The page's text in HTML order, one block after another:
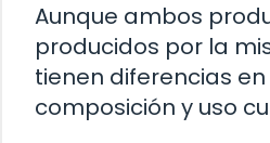
Aunque ambos
producidos por la
tienen diferencias
composición y uso